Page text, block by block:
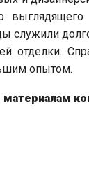
служили
отделки.
опытом.
материалам